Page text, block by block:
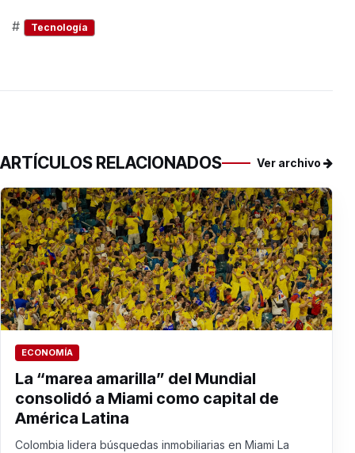
# Tecnología
ARTÍCULOS RELACIONADOS Ver archivo
ECONOMÍA
La “marea amarilla” del Mundial
consolidó a Miami como capital de
América Latina
Colombia lidera búsquedas inmobiliarias en Miami La